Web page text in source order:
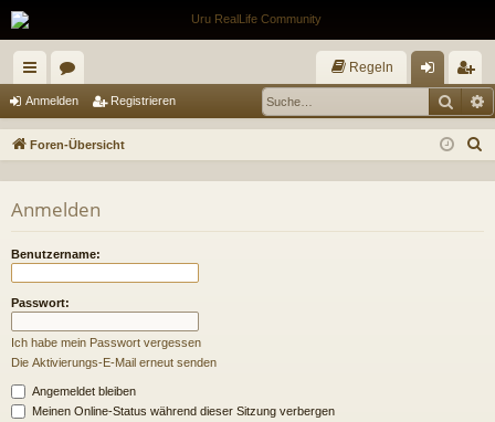
ch
ne
or
en
Regeln
m
eg
ist
Anmelden Registrieren
Foren-Übersicht
Anmelden
Benutzername:
Passwort:
Ich habe mein Passwort vergessen
Die Aktivierungs-E-Mail erneut senden
Angemeldet bleiben
Meinen Online-Status während dieser Sitzung verbergen